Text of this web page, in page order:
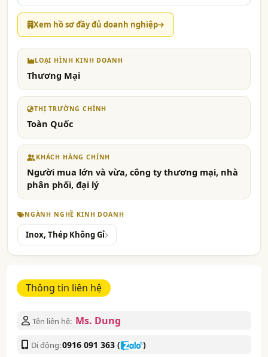
Xem hồ sơ đầy đủ doanh nghiệp
LOẠI HÌNH KINH DOANH
Thương Mại
THỊ TRƯỜNG CHÍNH
Toàn Quốc
KHÁCH HÀNG CHÍNH
Người mua lớn và vừa, công ty thương mại, nhà
phân phối, đại lý
NGÀNH NGHỀ KINH DOANH
Inox, Thép Không Gỉ
Thông tin liên hệ
Tên liên hệ: Ms. Dung
Di động:0916 091 363 ( )